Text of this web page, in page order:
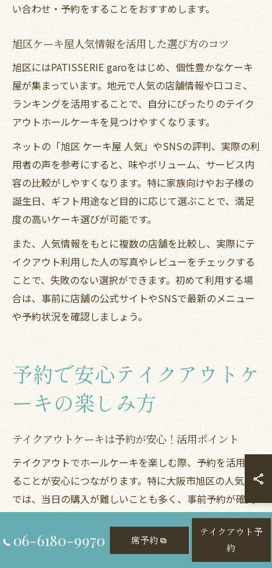
い合わせ・予約をすることをおすすめします。
旭区ケーキ屋人気情報を活用した選び方のコツ
旭区にはPATISSERIE garoをはじめ、個性豊かなケーキ
屋が集まっています。地元で人気の店舗情報や口コミ、
ランキングを活用することで、自分にぴったりのテイク
アウトホールケーキを見つけやすくなります。
ネットの「旭区 ケーキ屋 人気」やSNSの評判、実際の利
用者の声を参考にすると、味やボリューム、サービス内
容の比較がしやすくなります。特に家族向けやお子様の
誕生日、ギフト用途など目的に応じて選ぶことで、満足
度の高いケーキ選びが可能です。
また、人気情報をもとに複数の店舗を比較し、実際にテ
イクアウト利用した人の写真やレビューをチェックする
ことで、失敗のない選択ができます。初めて利用する場
合は、事前に店舗の公式サイトやSNSで最新のメニュー
や予約状況を確認しましょう。
予約で安心テイクアウトケ
ーキの楽しみ方
テイクアウトケーキは予約が安心！活用ポイント
テイクアウトでホールケーキを楽しむ際、予約を活用す
ることが安心につながります。特に大阪市旭区の人気店
では、当日の購入が難しいことも多く、事前予約が確実
な方法です。
予約をすることで希望するサイズやデザイン、メッセー
ジ入りなど細かな要望にも対応してもらえる場合が多い
06-6180-9970 席予約
テイクアウト予
約